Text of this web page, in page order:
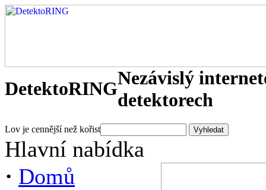
DetektoRINGNezávislý
detektorech
Lov je cennější než kořist
Hlavní nabídka
· Domů